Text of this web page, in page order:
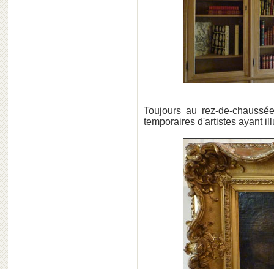
Toujours au rez-de-
temporaires d'artistes ayant